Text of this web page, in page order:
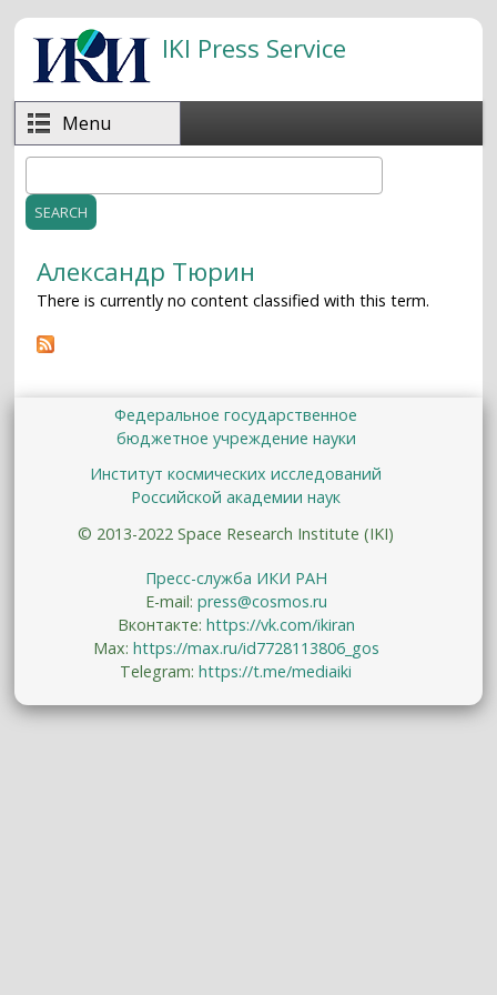
Skip to main content
IKI Press Service
Menu
Search form
Александр Тюрин
There is currently no content classified with this term.
Федеральное государственное
бюджетное учреждение науки
Институт космических исследований
Российской академии наук
© 2013-2022 Space Research Institute (IKI)
Пресс-служба ИКИ РАН
E-mail: press@cosmos.ru
Вконтакте: https://vk.com/ikiran
Max: https://max.ru/id7728113806_gos
Telegram:https://t.me/mediaiki